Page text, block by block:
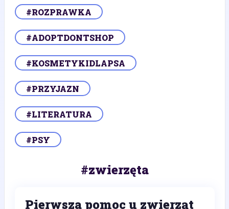
#ROZPRAWKA
#ADOPTDONTSHOP
#KOSMETYKIDLAPSA
#PRZYJAZN
#LITERATURA
#PSY
#zwierzęta
Pierwsza pomoc u zwierząt